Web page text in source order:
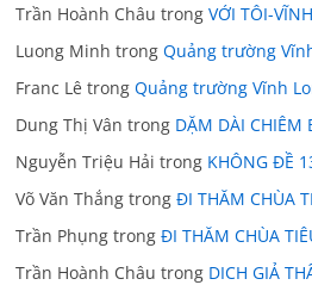
Trần Hoành Châu trongVỚI TÔI-
Luong Minh trongQuảng trường
Franc Lê trongQuảng trường Vĩnh
Dung Thị Vân trong DẶM DÀI CHIÊM
Nguyễn Triệu Hải trong KHÔNG ĐỀ
Võ Văn Thắng trongĐI THĂM CHÙA
Trần Phụng trongĐI THĂM CHÙA
Trần Hoành Châu trong DICH GIẢ